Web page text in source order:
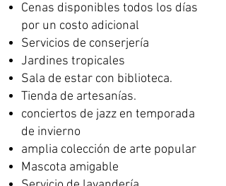
Cenas disponibles todos los días
por un costo adicional
Servicios de conserjería
Jardines tropicales
Sala de estar con biblioteca.
Tienda de artesanías.
conciertos de jazz en temporada
de invierno
amplia colección de arte popular
Mascota amigable